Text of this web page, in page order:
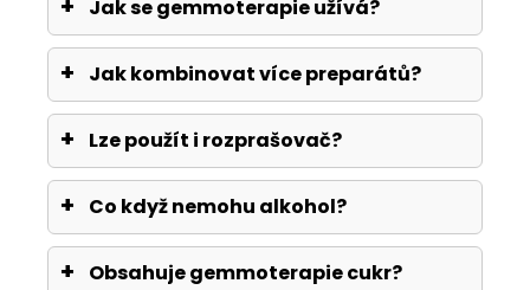
Jak se gemmoterapie užívá?
Jak kombinovat více preparátů?
Lze použít i rozprašovač?
Co když nemohu alkohol?
Obsahuje gemmoterapie cukr?